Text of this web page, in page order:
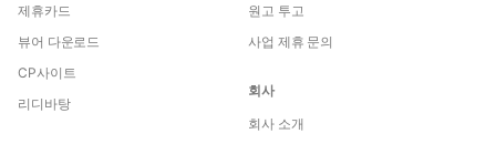
제휴카드
뷰어 다운로드
CP사이트
리디바탕
원고 투고
사업 제휴 문의
회사
회사 소개